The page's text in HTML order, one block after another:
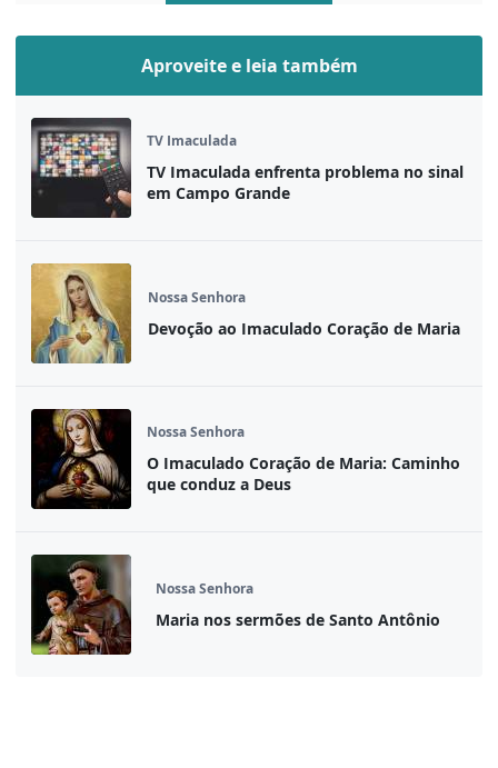
Aproveite e leia também
TV Imaculada
TV Imaculada enfrenta problema no sinal
em Campo Grande
Nossa Senhora
Devoção ao Imaculado Coração de Maria
Nossa Senhora
O Imaculado Coração de Maria: Caminho
que conduz a Deus
Nossa Senhora
Maria nos sermões de Santo Antônio